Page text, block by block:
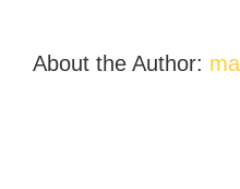
About the Author: